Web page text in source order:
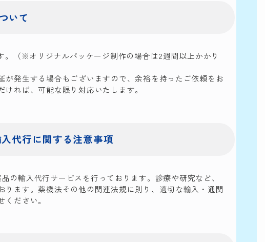
いて
。（※オリジナルパッケージ制作の場合は2週間以上かかり
発生する場合もございますので、余裕を持ったご依頼をお
れば、可能な限り対応いたします。
代行に関する注意事項
輸入代行サービスを行っております。診療や研究など、
ます。薬機法その他の関連法規に則り、適切な輸入・通関
ださい。